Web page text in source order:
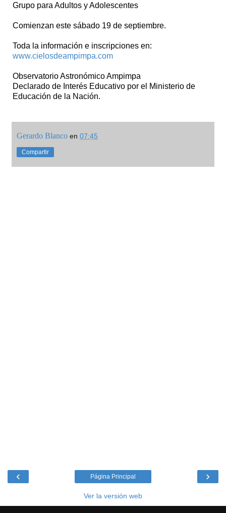
Grupo para Adultos y Adolescentes
Comienzan este sábado 19 de septiembre.
Toda la información e inscripciones en:
www.cielosdeampimpa.com
Observatorio Astronómico Ampimpa
Declarado de Interés Educativo por el Ministerio de
Educación de la Nación.
Gerardo Blanco en 07:45
Compartir
‹ ›
Página Principal
Ver la versión web